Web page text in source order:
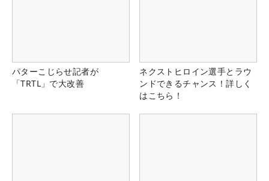
パターこじらせ記者が
「TRTL」で大改善
ネクストヒロイン選手とラウ
ンドできるチャンス！詳しく
はこちら！